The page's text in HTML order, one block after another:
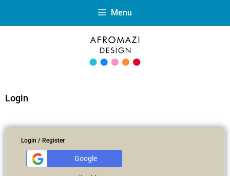
Menu
Login
Login / Register
Google